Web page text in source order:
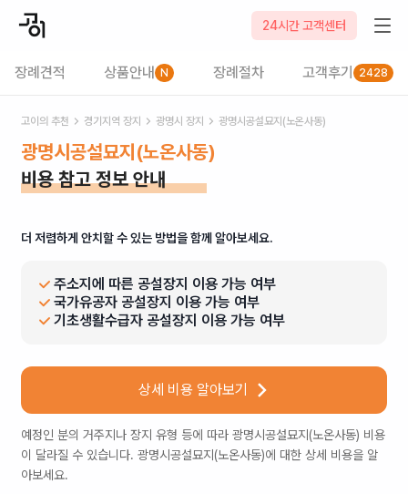
24시간 고객센터
장례견적 상품안내 N 장례절차 고객후기 2428
고이의 추천 경기 지역 장지 광명시 장지 광명시공설묘지(노온사동)
광명시공설묘지(노온사동)
비용 참고 정보 안내
더 저렴하게 안치할 수 있는 방법을 함께 알아보세요.
주소지에 따른 공설장지 이용 가능 여부
국가유공자 공설장지 이용 가능 여부
기초생활수급자 공설장지 이용 가능 여부
상세 비용 알아보기
예정인 분의 거주지나 장지 유형 등에 따라 광명시공설묘지(노온사동) 비용
이 달라질 수 있습니다. 광명시공설묘지(노온사동)에 대한 상세 비용을 알
아보세요.